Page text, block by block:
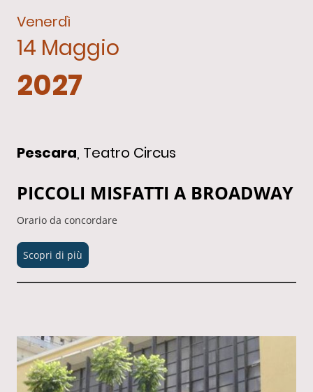
Venerdì
14 Maggio
2027
Pescara, Teatro Circus
PICCOLI MISFATTI A BROADWAY
Orario da concordare
Scopri di più